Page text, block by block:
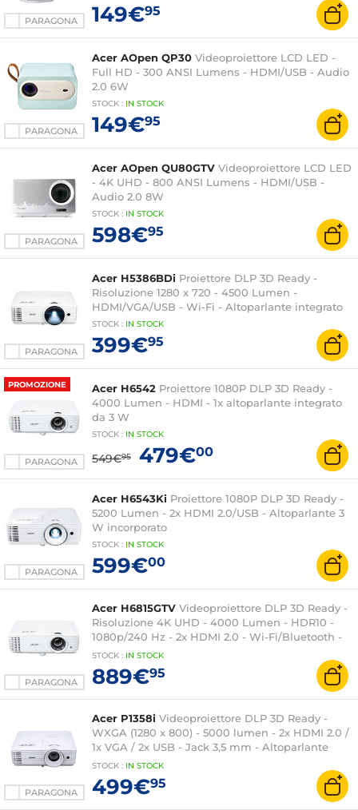
PARAGONA 149€95
PARAGONA
Acer AOpen QP30 Videoproiettore LCD LED -
Full HD - 300 ANSI Lumens - HDMI/USB - Audio
2.0 6W
STOCK : IN STOCK
149€95
PARAGONA
Acer AOpen QU80GTV Videoproiettore LCD LED
- 4K UHD - 800 ANSI Lumens - HDMI/USB -
Audio 2.0 8W
STOCK : IN STOCK
598€95
PARAGONA
Acer H5386BDi Proiettore DLP 3D Ready -
Risoluzione 1280 x 720 - 4500 Lumen -
HDMI/VGA/USB - Wi-Fi - Altoparlante integrato
STOCK : IN STOCK
399€95
PROMOZIONE
PARAGONA
Acer H6542 Proiettore 1080P DLP 3D Ready -
4000 Lumen - HDMI - 1x altoparlante integrato
da 3 W
STOCK : IN STOCK
549€95 479€00
PARAGONA
Acer H6543Ki Proiettore 1080P DLP 3D Ready -
5200 Lumen - 2x HDMI 2.0/USB - Altoparlante 3
W incorporato
STOCK : IN STOCK
599€00
PARAGONA
Acer H6815GTV Videoproiettore DLP 3D Ready -
Risoluzione 4K UHD - 4000 Lumen - HDR10 -
1080p/240 Hz - 2x HDMI 2.0 - Wi-Fi/Bluetooth -
dongle Google TV - Altoparlante integrato 10 W
STOCK : IN STOCK
889€95
PARAGONA
Acer P1358i Videoproiettore DLP 3D Ready -
WXGA (1280 x 800) - 5000 lumen - 2x HDMI 2.0 /
1x VGA / 2x USB - Jack 3,5 mm - Altoparlante
integrato da 10 W
STOCK : IN STOCK
499€95